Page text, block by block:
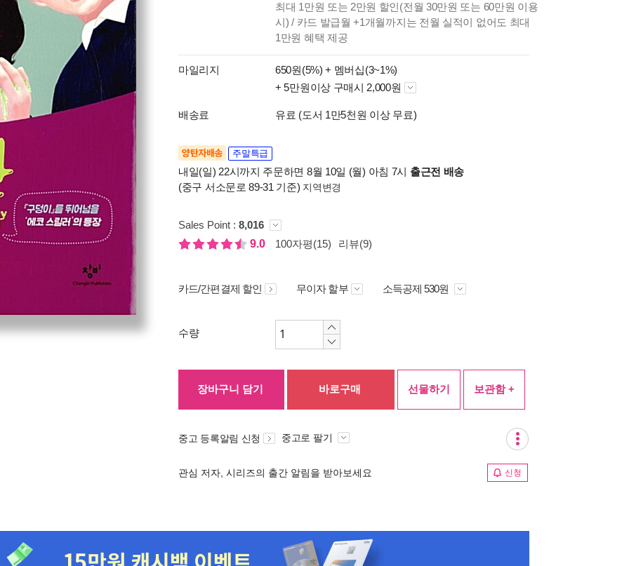
최대 1만원 또는 2만원 할인(전월 30만원 또는 60만원 이용
시) / 카드 발급월 +1개월까지는 전월 실적이 없어도 최대
1만원 혜택 제공
마일리지 650원(5%) + 멤버십(3~1%)
+ 5만원이상 구매시 2,000원
배송료 유료 (도서 1만5천원 이상 무료)
양탄자배송 주말특급
내일(일) 22시까지 주문하면 8월 10일 (월) 아침 7시 출근전 배송
(중구 서소문로 89-31 기준) 지역변경
Sales Point : 8,016
9.0
100자평(15) 리뷰(9)
카드/간편결제 할인 무이자 할부 소득공제 530원
수량
장바구니 담기 바로구매 선물하기 보관함 +
중고 등록알림 신청 중고로 팔기
관심 저자, 시리즈의 출간 알림을 받아보세요 신청